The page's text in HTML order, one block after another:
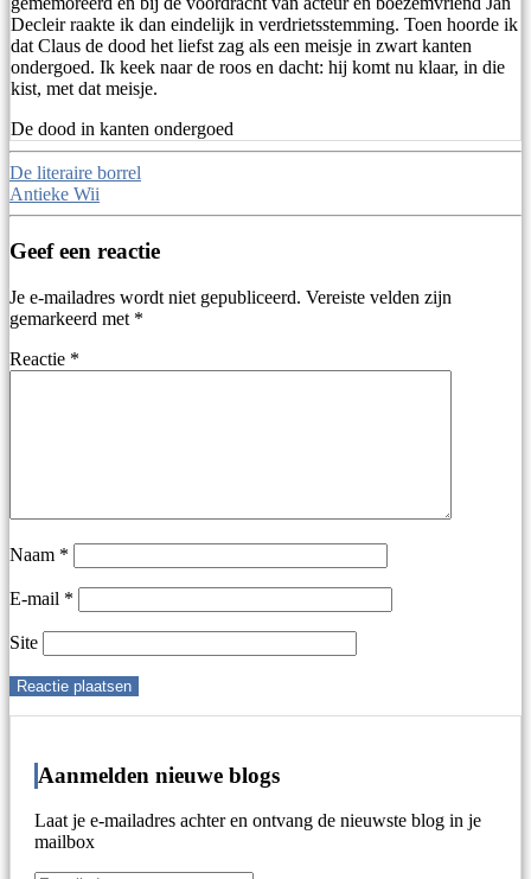
Decleir raakte ik dan eindelijk in verdrietsstemming. Toen hoorde ik
dat Claus de dood het liefst zag als een meisje in zwart kanten
ondergoed. Ik keek naar de roos en dacht: hij komt nu klaar, in die
kist, met dat meisje.
De dood in kanten ondergoed
Berichtnavigatie
De literaire borrel
Antieke Wii
Geef een reactie
Je e-mailadres wordt niet gepubliceerd. Vereiste velden zijn
gemarkeerd met *
Reactie *
Naam *
E-mail *
Site
Aanmelden nieuwe blogs
Laat je e-mailadres achter en ontvang de nieuwste blog in je
mailbox